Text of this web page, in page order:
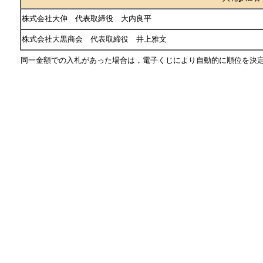
株式会社大伸 代表取締役 大内良平
株式会社大黒商会 代表取締役 井上雅文
同一金額での入札があった場合は，電子くじにより自動的に順位を決